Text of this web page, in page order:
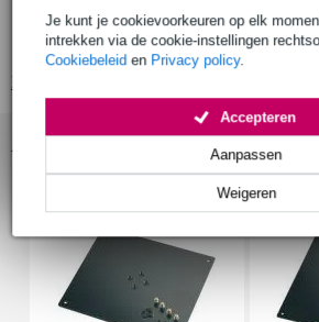
Je kunt je cookievoorkeuren op elk
intrekken via de cookie-instellingen
Cookiebeleid en Privacy policy.
Weigeren
Aanpassen
Accepteren
voorzien van grote basis van 480 x 480 mm
hoogteverstelling: 800 tot 1350 mm